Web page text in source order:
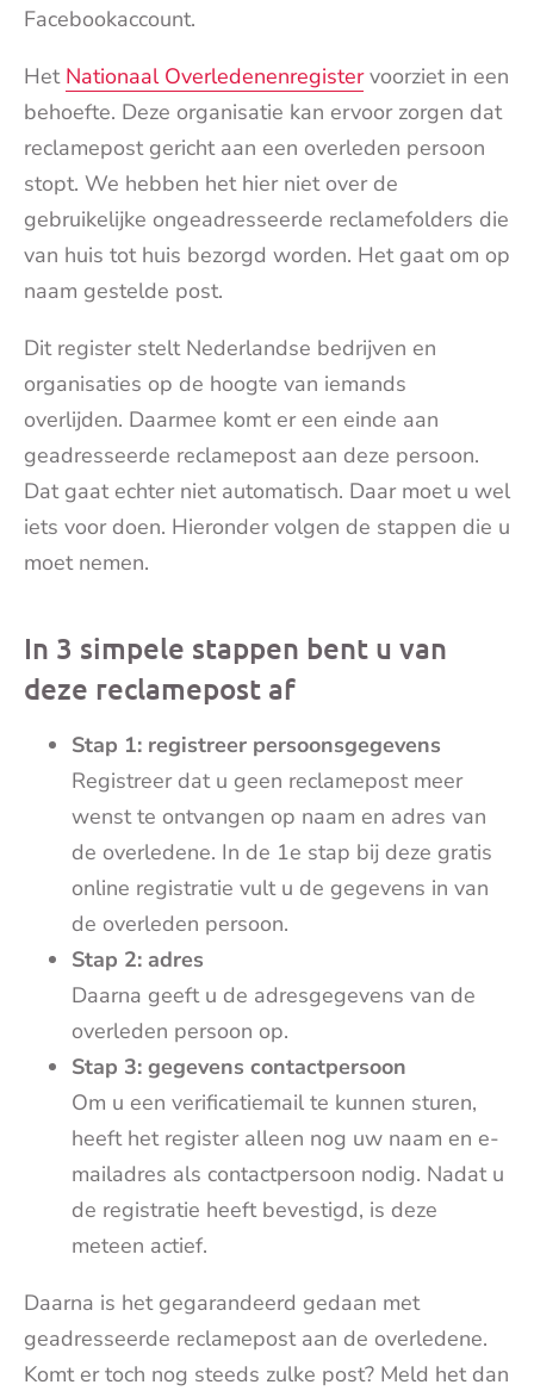
Facebookaccount.
Het Nationaal Overledenenregistervoorziet in een
behoefte. Deze organisatie kan ervoor zorgen dat
reclamepost gericht aan een overleden persoon
stopt. We hebben het hier niet over de
gebruikelijke ongeadresseerde reclamefolders die
van huis tot huis bezorgd worden. Het gaat om op
naam gestelde post.
Dit register stelt Nederlandse bedrijven en
organisaties op de hoogte van iemands
overlijden. Daarmee komt er een einde aan
geadresseerde reclamepost aan deze persoon.
Dat gaat echter niet automatisch. Daar moet u wel
iets voor doen. Hieronder volgen de stappen die u
moet nemen.
In 3 simpele stappen bent u van
deze reclamepost af
Stap 1: registreer persoonsgegevens
Registreer dat u geen reclamepost meer
wenst te ontvangen op naam en adres van
de overledene. In de 1e stap bij deze gratis
online registratie vult u de gegevens in van
de overleden persoon.
Stap 2: adres
Daarna geeft u de adresgegevens van de
overleden persoon op.
Stap 3: gegevens contactpersoon
Om u een verificatiemail te kunnen sturen,
heeft het register alleen nog uw naam en e-
mailadres als contactpersoon nodig. Nadat u
de registratie heeft bevestigd, is deze
meteen actief.
Daarna is het gegarandeerd gedaan met
geadresseerde reclamepost aan de overledene.
Komt er toch nog steeds zulke post? Meld het dan